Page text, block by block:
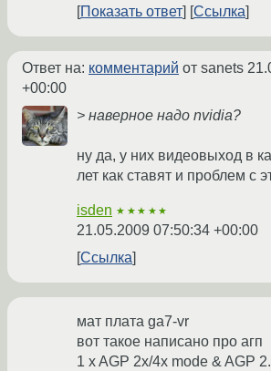
Показать ответ Ссылка
Ответ на: комментарий от sanets
+00:00
> наверное надо nvidia?
ну да, у них видеовыход в
лет как ставят и проблем с
isden ★★★★★
21.05.2009 07:50:34 +00:00
Ссылка
мат плата ga7-vr
вот такое написано про агп
1 x AGP 2x/4x mode & AGP